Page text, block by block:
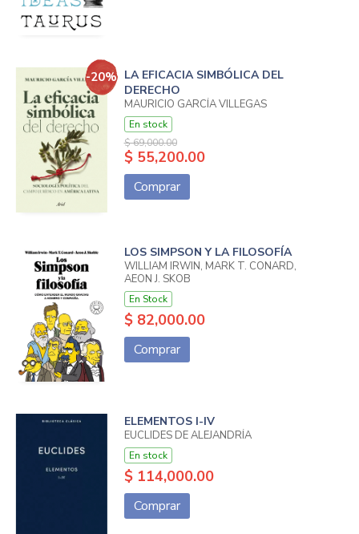
-20% LA EFICACIA SIMBÓLICA DEL
DERECHO
MAURICIO GARCÍA VILLEGAS
En stock
$ 69,000.00
$ 55,200.00
Comprar
LOS SIMPSON Y LA FILOSOFÍA
WILLIAM IRWIN, MARK T. CONARD,
AEON J. SKOB
En Stock
$ 82,000.00
Comprar
ELEMENTOS I-IV
EUCLIDES DE ALEJANDRÍA
En stock
$ 114,000.00
Comprar